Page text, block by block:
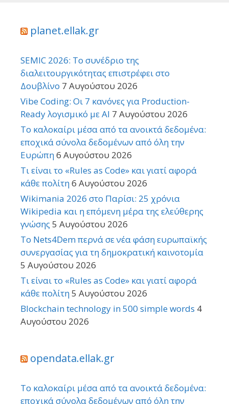
planet.ellak.gr
SEMIC 2026: Το συνέδριο της
διαλειτουργικότητας επιστρέφει στο
Δουβλίνο 7 Αυγούστου 2026
Vibe Coding: Οι 7 κανόνες για Production-
Ready λογισμικό με AI 7 Αυγούστου 2026
Το καλοκαίρι μέσα από τα ανοικτά δεδομένα:
εποχικά σύνολα δεδομένων από όλη την
Ευρώπη6 Αυγούστου 2026
Τι είναι το «Rules as Code» και γιατί αφορά
κάθε πολίτη6 Αυγούστου 2026
Wikimania 2026 στο Παρίσι: 25 χρόνια
Wikipedia και η επόμενη μέρα της ελεύθερης
γνώσης 5 Αυγούστου 2026
Το Nets4Dem περνά σε νέα φάση ευρωπαϊκής
συνεργασίας για τη δημοκρατική καινοτομία
5 Αυγούστου 2026
Τι είναι το «Rules as Code» και γιατί αφορά
κάθε πολίτη5 Αυγούστου 2026
Blockchain technology in 500 simple words 4
Αυγούστου 2026
opendata.ellak.gr
Το καλοκαίρι μέσα από τα ανοικτά δεδομένα:
εποχικά σύνολα δεδομένων από όλη την